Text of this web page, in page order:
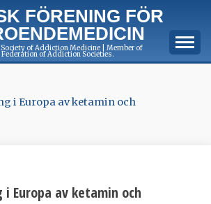
FÖRENING FÖR
Society of Addiction Medicine | Member of
Federation of Addiction Societies.
i Europa av ketamin och
i Europa av ketamin och